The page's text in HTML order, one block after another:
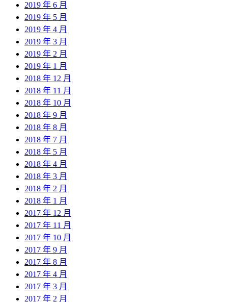
2019 年 6 月
2019 年 5 月
2019 年 4 月
2019 年 3 月
2019 年 2 月
2019 年 1 月
2018 年 12 月
2018 年 11 月
2018 年 10 月
2018 年 9 月
2018 年 8 月
2018 年 7 月
2018 年 5 月
2018 年 4 月
2018 年 3 月
2018 年 2 月
2018 年 1 月
2017 年 12 月
2017 年 11 月
2017 年 10 月
2017 年 9 月
2017 年 8 月
2017 年 4 月
2017 年 3 月
2017 年 2 月